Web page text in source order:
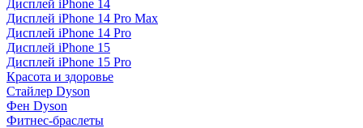
Дисплей iPhone 14
Дисплей iPhone 14 Pro Max
Дисплей iPhone 14 Pro
Дисплей iPhone 15
Дисплей iPhone 15 Pro
Красота и здоровье
Стайлер Dyson
Фен Dyson
Фитнес-браслеты